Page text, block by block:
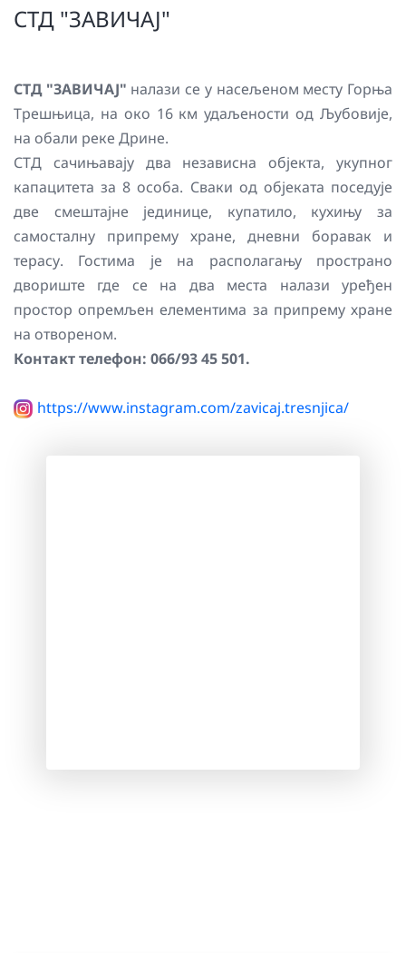
СТД "ЗАВИЧАЈ"
СТД "ЗАВИЧАЈ" налази се у насељеном месту Горња
Трешњица, на око 16 км удаљености од Љубовије,
на обали реке Дрине.
СТД сачињавају два независна објекта, укупног
капацитета за 8 особа. Сваки од објеката поседује
две смештајне јединице, купатило, кухињу за
самосталну припрему хране, дневни боравак и
терасу. Гостима је на располагању пространо
двориште где се на два места налази уређен
простор опремљен елементима за припрему хране
на отвореном.
Контакт телефон: 066/93 45 501.
https://www.instagram.com/zavicaj.tresnjica/